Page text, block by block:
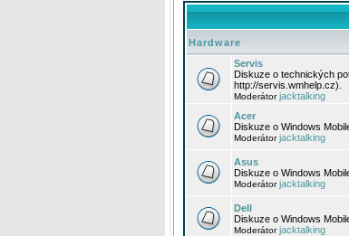
Hardware
Servis
Diskuze o technických
http://servis.wmhelp.cz).
Moderátorjacktalking
Acer
Diskuze o Windows
Moderátorjacktalking
Asus
Diskuze o Windows
Moderátorjacktalking
Dell
Diskuze o Windows
Moderátorjacktalking